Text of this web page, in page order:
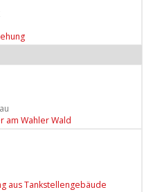
am Wahler Wald
aus Tankstellengebäude